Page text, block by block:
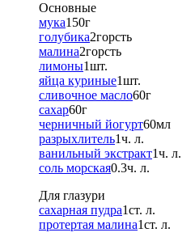
Основные
мука150г
голубика2горсть
малина2горсть
лимоны1шт.
яйца куриные1шт.
сливочное масло60г
сахар60г
черничный йогурт60мл
разрыхлитель1ч. л.
ванильный экстракт1ч. л.
соль морская0.3ч. л.
Для глазури
сахарная пудра1ст. л.
протертая малина1ст. л.